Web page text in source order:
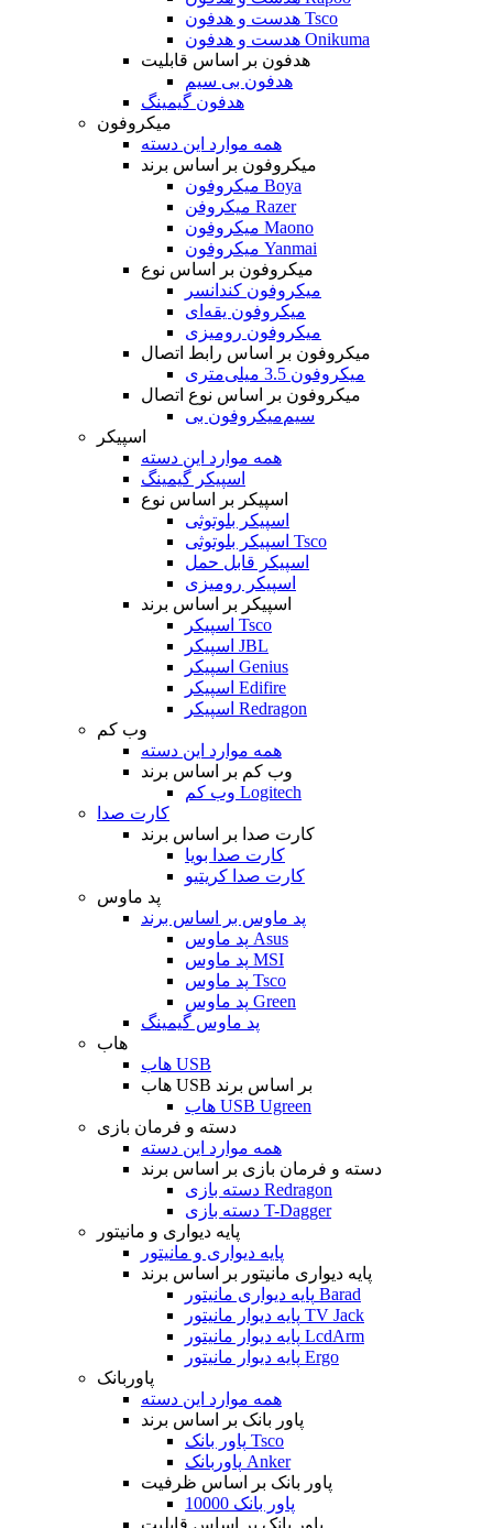
هدست و هدفون Tsco
هدست و هدفون Onikuma
هدفون بر اساس قابلیت
هدفون بی سیم
هدفون گیمینگ
میکروفون
همه موارد این دسته
میکروفون بر اساس برند
میکروفون Boya
میکروفن Razer
میکروفون Maono
میکروفون Yanmai
میکروفون بر اساس نوع
میکروفون کندانسر
میکروفون یقه‌ای
میکروفون رومیزی
میکروفون بر اساس رابط اتصال
میکروفون 3.5 میلی‌متری
میکروفون بر اساس نوع اتصال
میکروفون بی‌‎سیم
اسپیکر
همه موارد این دسته
اسپیکر گیمینگ
اسپیکر بر اساس نوع
اسپیکر بلوتوثی
اسپیکر بلوتوثی Tsco
اسپیکر قابل حمل
اسپیکر رومیزی
اسپیکر بر اساس برند
اسپیکر Tsco
اسپیکر JBL
اسپیکر Genius
اسپیکر Edifire
اسپیکر Redragon
وب کم
همه موارد این دسته
وب کم بر اساس برند
وب کم Logitech
کارت صدا
کارت صدا بر اساس برند
کارت صدا بویا
کارت صدا کریتیو
پد ماوس
پد ماوس بر اساس برند
پد ماوس Asus
پد ماوس MSI
پد ماوس Tsco
پد ماوس Green
پد ماوس گیمینگ
هاب
هاب USB
هاب USB بر اساس برند
هاب USB Ugreen
دسته و فرمان بازی
همه موارد این دسته
دسته و فرمان بازی بر اساس برند
دسته بازی Redragon
دسته بازی T-Dagger
پایه دیواری و مانیتور
پایه دیواری و مانیتور
پایه دیواری مانیتور بر اساس برند
پایه دیواری مانیتور Barad
پایه دیوار مانیتور TV Jack
پایه دیوار مانیتور LcdArm
پایه دیوار مانیتور Ergo
پاوربانک
همه موارد این دسته
پاور بانک بر اساس برند
پاور بانک Tsco
پاوربانک Anker
پاور بانک بر اساس ظرفیت
پاور بانک 10000
پاور بانک بر اساس قابلیت